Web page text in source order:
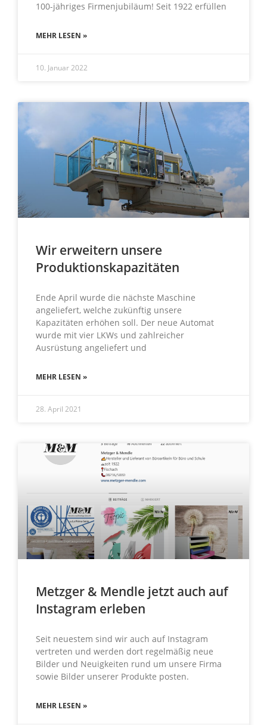
100-jähriges Firmenjubiläum! Seit 1922 erfüllen
MEHR LESEN »
10. Januar 2022
Wir erweitern unsere
Produktionskapazitäten
Ende April wurde die nächste Maschine
angeliefert, welche zukünftig unsere
Kapazitäten erhöhen soll. Der neue Automat
wurde mit vier LKWs und zahlreicher
Ausrüstung angeliefert und
MEHR LESEN »
28. April 2021
Metzger & Mendle jetzt auch auf
Instagram erleben
Seit neuestem sind wir auch auf Instagram
vertreten und werden dort regelmäßig neue
Bilder und Neuigkeiten rund um unsere Firma
sowie Bilder unserer Produkte posten.
MEHR LESEN »